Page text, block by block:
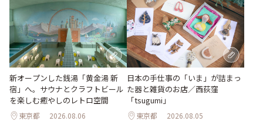
新オープンした銭湯「黄金湯 新
宿」へ。サウナとクラフトビール
を楽しむ癒やしのレトロ空間
東京都 2026.08.06
日本の手仕事の「いま」が詰まっ
た器と雑貨のお店／西荻窪
「tsugumi」
東京都 2026.08.05